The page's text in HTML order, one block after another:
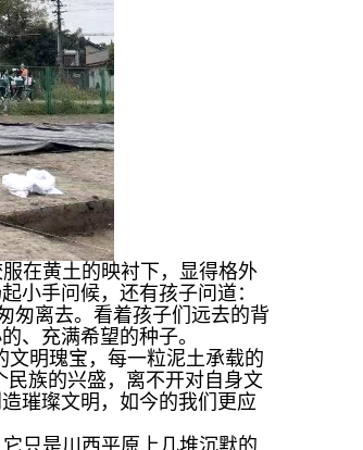
在黄土的映衬下，显得格外
小手问候，还有孩子问道：
匆离去。看着孩子们远去的背
、充满希望的种子。
文明瑰宝，每一粒泥土承载的
民族的兴盛，离不开对自身文
璀璨文明，如今的我们更应
只是川西平原上几堆沉默的